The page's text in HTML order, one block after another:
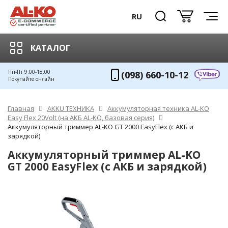
RU
КАТАЛОГ
Пн-Пт 9:00-18:00
Покупайте онлайн
(098) 660-10-12
Главная AKKU ТЕХНИКА
Аккумуляторная техника AL-KO
Easy Flex 20Volt (на АКБ AL-KO, базовая серия)
Аккумуляторный триммер AL-KO GT 2000 EasyFlex (с АКБ и
зарядкой)
Аккумуляторный триммер AL-KO
GT 2000 EasyFlex (с АКБ и зарядкой)